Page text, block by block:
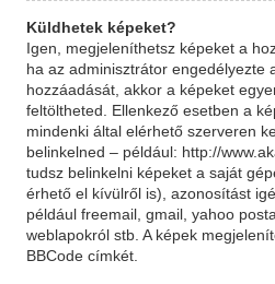
Küldhetek képeket?
Igen, megjeleníthetsz képeket a
ha az adminisztrátor engedélyezte
hozzáadását, akkor a képeket
feltöltheted. Ellenkező esetben a
mindenki által elérhető szerveren
belinkelned – például: http://
tudsz belinkelni képeket a saját
érhető el kívülről is), azonosítást
például freemail, gmail, yahoo
weblapokról stb. A képek
BBCode címkét.